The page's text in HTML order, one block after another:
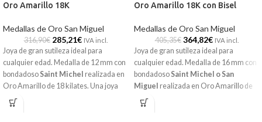
Oro Amarillo 18K
Medallas de Oro San Miguel
316,90€ 285,21€ IVA incl.
Joya de gran sutileza ideal para
cualquier edad. Medalla de 12 mm con
bondadoso Saint Michel realizada en
Oro Amarillo de 18 kilates. Una joya
perfecta para colocártela y llevar allá
donde vayas, es por ello que no debes
Oro Amarillo 18K con Bisel
Medallas de Oro San Miguel
405,35€ 364,82€ IVA incl.
Joya de gran sutileza ideal para
cualquier edad. Medalla de 16 mm con
bondadoso Saint Michel o San
Miguel realizada en Oro Amarillo de
18 kilates. Una joya perfecta para
colocártela y llevar allá donde vayas, es